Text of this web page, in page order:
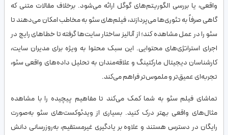
واقعی، یا بررسی الگوریتم‌های گوگل ارائه می‌شود. برخلاف مقالات متنی که
گاهی صرفاً به تئوری‌ها می‌پردازند، فیلم‌های سئو به مخاطب امکان می‌دهند تا
سئو را در عمل مشاهده کند؛ از آنالیز ساختار سایت‌ها گرفته تا خطاهای رایج در
اجرای استراتژی‌های محتوایی. این سبک محتوا به ویژه برای مدیران سایت،
کارشناسان دیجیتال مارکتینگ و علاقه‌مندان به تحلیل داده‌های واقعی سئو،
تجربه‌ای عمیق‌تر و ملموس‌تر فراهم می‌کند.
تماشای فیلم سئو به شما کمک می‌کند تا مفاهیم پیچیده را با مشاهده
مثال‌های واقعی بهتر درک کنید. بسیاری از ویدئوکست‌های سئو به‌صورت
رایگان در دسترس هستند و علاوه بر یادگیری غیرمستقیم، به‌روزرسانی دانش